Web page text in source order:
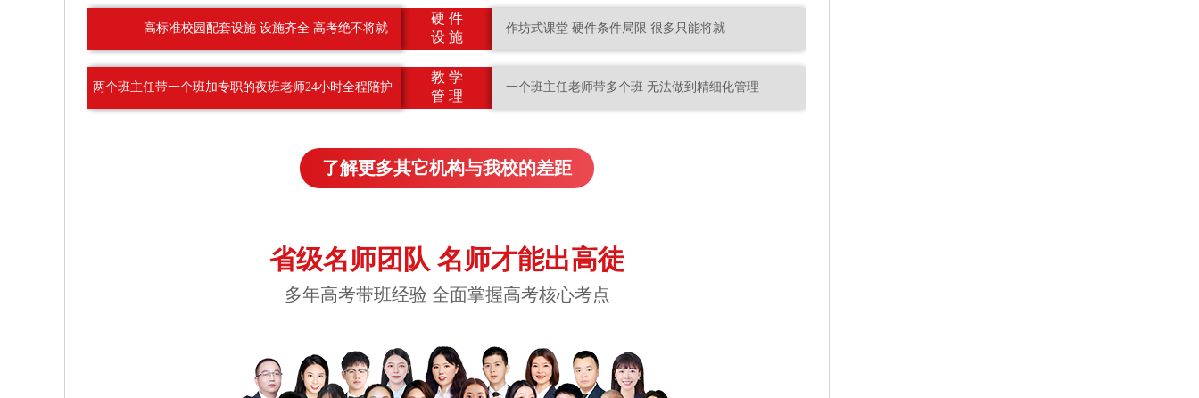
高标准校园配套设施 设施齐全 高考绝不将就
两个班主任带一个班加专职的夜班老师24小时全程陪护
硬 件
设 施
教 学
管 理
作坊式课堂 硬件条件局限 很多只能将就
一个班主任老师带多个班 无法做到精细化管理
了解更多其它机构与我校的差距
省级名师团队 名师才能出高徒
多年高考带班经验 全面掌握高考核心考点